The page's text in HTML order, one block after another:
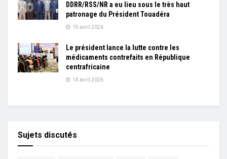
DDRR/RSS/NR a eu lieu sous le très haut
patronage du Président Touadéra
15 avril 2026
Le président lance la lutte contre les
médicaments contrefaits en République
centrafricaine
14 avril 2026
Sujets discutés